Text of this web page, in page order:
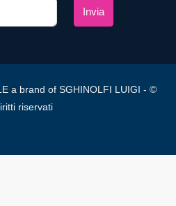
Invia
a brand of SGHINOLFI LUIGI - ©
riservati